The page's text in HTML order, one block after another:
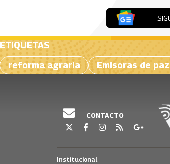
ETIQUETAS
reforma agraria
Emisoras de paz
CONTACTO
Institucional